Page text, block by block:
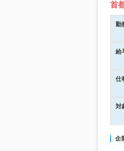
首
勤
給
仕
対
企